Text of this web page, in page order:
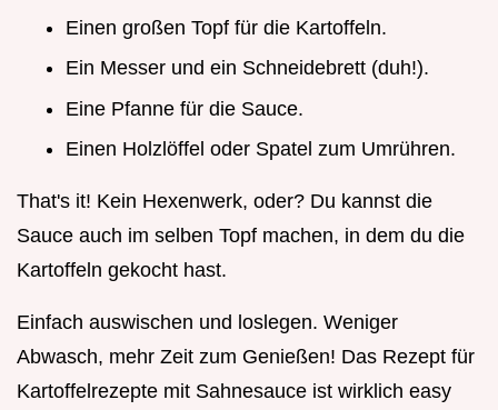
Einen großen Topf für die Kartoffeln.
Ein Messer und ein Schneidebrett (duh!).
Eine Pfanne für die Sauce.
Einen Holzlöffel oder Spatel zum Umrühren.
That's it! Kein Hexenwerk, oder? Du kannst die
Sauce auch im selben Topf machen, in dem du die
Kartoffeln gekocht hast.
Einfach auswischen und loslegen. Weniger
Abwasch, mehr Zeit zum Genießen! Das Rezept für
Kartoffelrezepte mit Sahnesauce ist wirklich easy